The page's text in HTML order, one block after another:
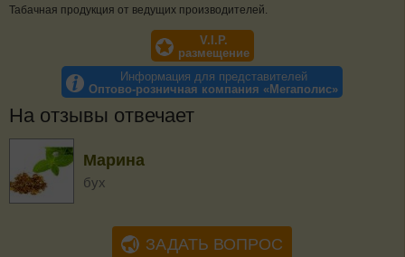
Табачная продукция от ведущих производителей.
V.I.P.
размещение
Информация для представителей
Оптово-розничная компания «Мегаполис»
На отзывы отвечает
Марина
бух
ЗАДАТЬ ВОПРОС